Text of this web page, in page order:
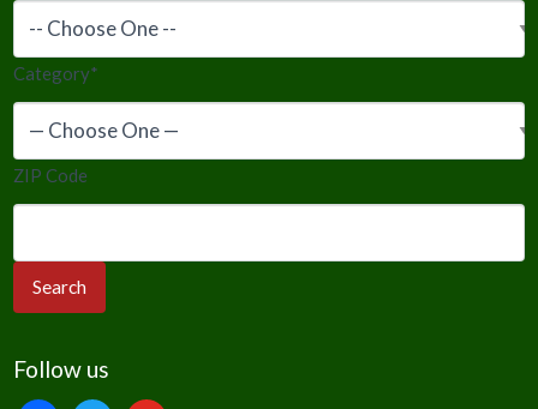
Category*
ZIP Code
Follow us